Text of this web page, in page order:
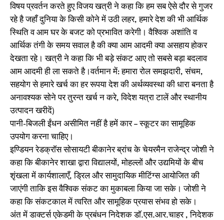
विषय प्रवर्तन करते हुए विजय खत्री ने कहा कि हम सब ऐसे दौर से गुजर
रहे है जहाँ दुनिया के किसी कोने में उठी लहर, हमारे देश की भी आर्थिक
स्थिति व आम घर के बजट को प्रभावित करेगी। वैश्विक अशांति व
आर्थिक तंगी के समय सवाल है की क्या आम आदमी क्या असहाय होकर
देखता रहे। खत्री ने कहा कि भी बड़े संकट आए तो सबसे बड़ा बदलाव
आम आदमी ही ला सकते है।वर्तमान में: हमारा रोल समझदारी, संचम,
सह‌योग से हमारे खर्च का हर रूपया देश की अर्थव्यवस्था की धारा बनता है
अनावश्यक सोने पर तुरन्त खर्च न करे, विदेश यत्रा टालें और स्थानीय
उत्पादन खरीदें)
पानी-बिजली ईंधन असीमित नहीं है हमें कार – स्कूटर का सामूहिक
उपयोग करना चाहिए।
इण्डियन रेडक्राॅस सोसायटी बीकानेर ब्रांच के चेयरमैन राजेन्द्र जोशी ने
कहा कि बीकानेर शाखा द्वारा विद्यालयों, मोहल्लों और उद्यमियों के बीच
शृंखला में कार्यशालाएँ, ड्रिल और सामुदायिक मीटिंग्स आयोजित की
जाएंगी ताकि इस वैश्विक संकट का मुकाबला किया जा सके। जोशी ने
कहा कि संकटकाल में त्वरित और सामूहिक प्रयास संभव हो सके।
अंत में डाक्टर्स एकेडमी के प्रबंधन निदेशक डाॅ.एस.आर.चाहर , निदेशक